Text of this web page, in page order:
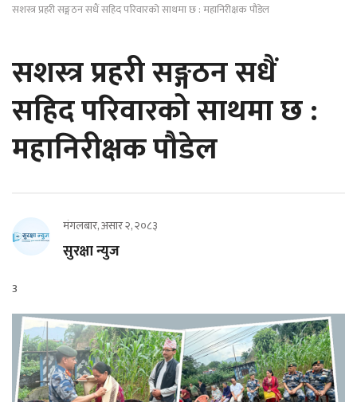
सशस्त्र प्रहरी सङ्गठन सधैं सहिद परिवारको साथमा छ : महानिरीक्षक पौडेल
सशस्त्र प्रहरी सङ्गठन सधैं
सहिद परिवारको साथमा छ :
महानिरीक्षक पौडेल
मंगलबार, असार २, २०८३
सुरक्षा न्युज
3